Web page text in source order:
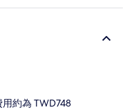
約為 TWD748